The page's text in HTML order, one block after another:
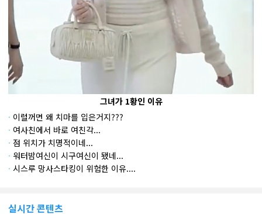
그녀가 1황인 이유
· 이럴꺼면 왜 치마를 입은거지???
· 여사친에서 바로 여친각...
· 점 위치가 치명적이네...
· 워터밤여신이 시구여신이 됐네...
· 시스루 망사스타킹이 위험한 이유....
실시간 콘텐츠